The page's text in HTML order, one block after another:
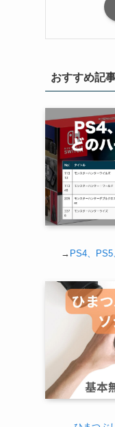
おすすめ記
→ PS4、